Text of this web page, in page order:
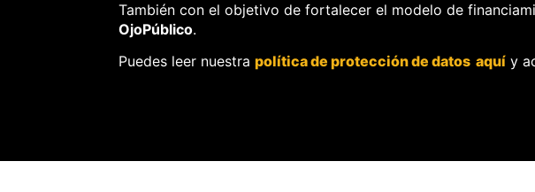
OJOPÚBLICO
También con el objetivo de fortalecer el modelo de
OjoPúblico.
Puedes leer nuestrapolítica de protección de datos aquí y